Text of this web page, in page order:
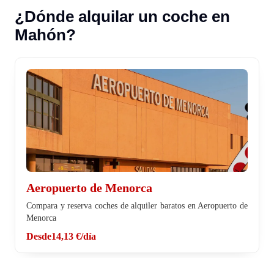
¿Dónde alquilar un coche en
Mahón?
Aeropuerto de Menorca
Compara y reserva coches de alquiler baratos en Aeropuerto de
Menorca
Desde14,13 €/día